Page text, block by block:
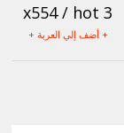
x554 / hot 3
+ أضف إلي العربة +